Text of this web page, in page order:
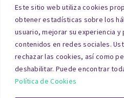
Este sitio web utiliza cookies
obtener estadísticas sobre los
usuario, mejorar su experiencia
contenidos en redes sociales.
rechazar las cookies, así como
deshabilitar. Puede encontrar
Política de Cookies
Si su empresa o usted
liquidar la plusvalía de una
recomendamos solicitar una
industrial en Cuencapara
impuesto se ajusta a la